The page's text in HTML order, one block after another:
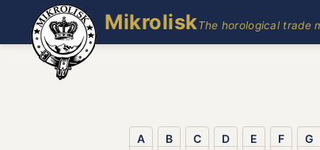
MikroliskThe horological trade
A B C D E F G